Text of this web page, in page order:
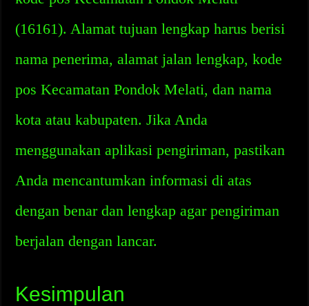
(16161). Alamat tujuan lengkap harus berisi
nama penerima, alamat jalan lengkap, kode
pos Kecamatan Pondok Melati, dan nama
kota atau kabupaten. Jika Anda
menggunakan aplikasi pengiriman, pastikan
Anda mencantumkan informasi di atas
dengan benar dan lengkap agar pengiriman
berjalan dengan lancar.
Kesimpulan